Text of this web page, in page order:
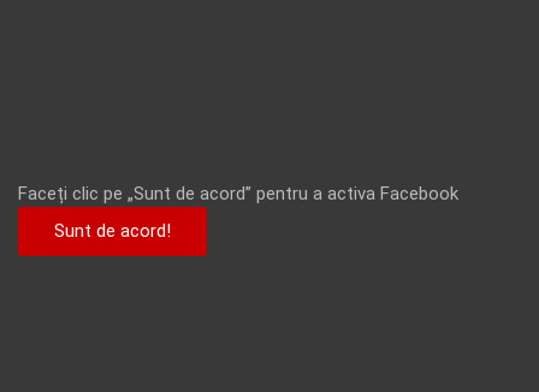
Faceți clic pe „Sunt de acord” pentru a activa Facebook
Sunt de acord!